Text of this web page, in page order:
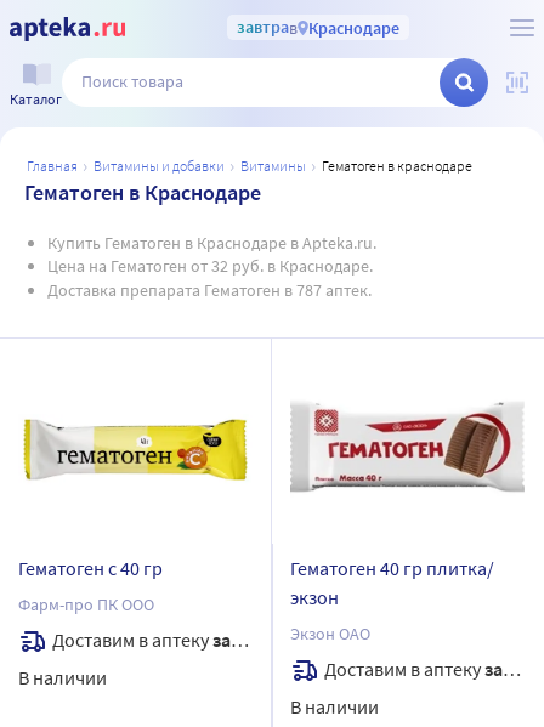
завтрав Краснодаре
Каталог
главная витамины и добавки витамины гематоген в краснодаре
Гематоген в Краснодаре
Купить Гематоген в Краснодаре в Apteka.ru.
Цена на Гематоген от 32 руб. в Краснодаре.
Доставка препарата Гематоген в 787 аптек.
Гематоген с 40 гр
Фарм-про ПК ООО
Доставим в аптекузавтра
В наличии
Гематоген 40 гр плитка/
экзон
Экзон ОАО
Доставим в аптекузавтра
В наличии